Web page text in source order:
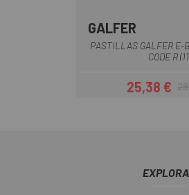
GALFER
PASTILLAS GALFER E-
CODE R
25,38 €